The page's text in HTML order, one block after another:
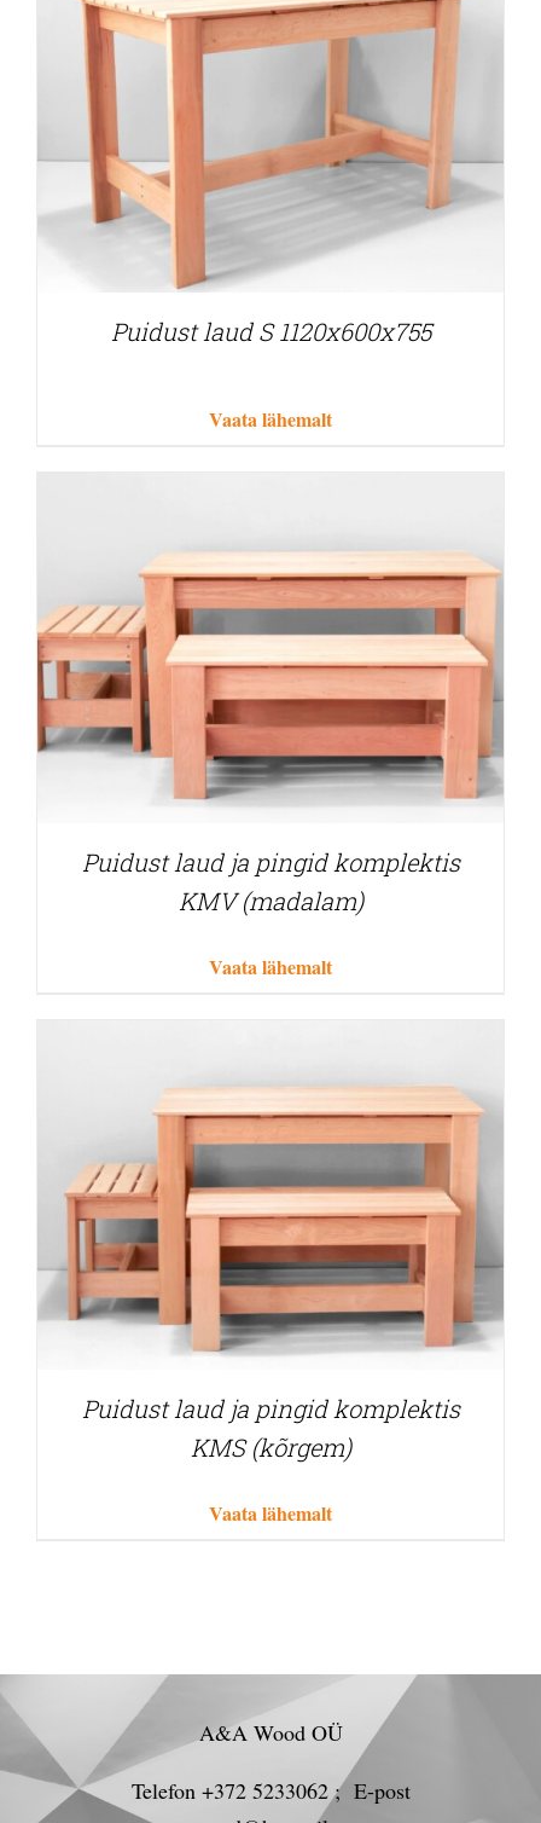
Puidust laud S 1120x600x755
Vaata lähemalt
Puidust laud ja pingid komplektis
KMV (madalam)
Vaata lähemalt
Puidust laud ja pingid komplektis
KMS (kõrgem)
Vaata lähemalt
A&A Wood OÜ
Telefon +372 5233062 ; E-post